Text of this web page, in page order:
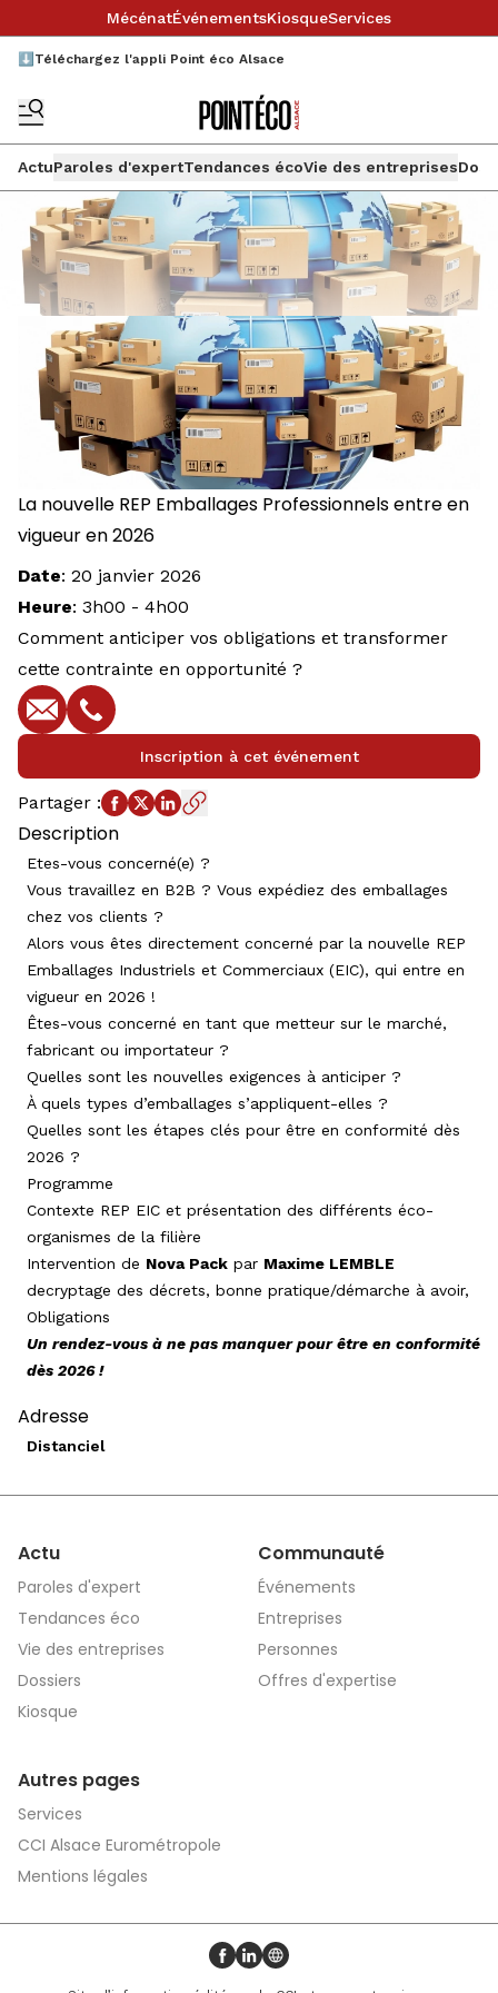
MécénatÉvénementsKiosqueServices
⬇️Téléchargez l'appli Point éco Alsace
ActuParoles d'expertTendances écoVie des entreprises
La nouvelle REP Emballages Professionnels entre en
vigueur en 2026
Date: 20 janvier 2026
Heure: 3h00 - 4h00
Comment anticiper vos obligations et transformer
cette contrainte en opportunité ?
E-mailTéléphone
Inscription à cet événement
Partager :
Description
Etes-vous concerné(e) ?
Vous travaillez en B2B ? Vous expédiez des emballages
chez vos clients ?
Alors vous êtes directement concerné par la nouvelle REP
Emballages Industriels et Commerciaux (EIC), qui entre en
vigueur en 2026 !
Êtes-vous concerné en tant que metteur sur le marché,
fabricant ou importateur ?
Quelles sont les nouvelles exigences à anticiper ?
À quels types d’emballages s’appliquent-elles ?
Quelles sont les étapes clés pour être en conformité dès
2026 ?
Programme
Contexte REP EIC et présentation des différents éco-
organismes de la filière
Intervention de Nova Pack par Maxime LEMBLE
decryptage des décrets, bonne pratique/démarche à avoir,
Obligations
Un rendez-vous à ne pas manquer pour être en conformité
dès 2026 !
Adresse
Distanciel
Actu
Paroles d'expert
Tendances éco
Vie des entreprises
Dossiers
Kiosque
Communauté
Événements
Entreprises
Personnes
Offres d'expertise
Autres pages
Services
CCI Alsace Eurométropole
Mentions légales
Profil Facebook
Profil LinkedIn
Site web